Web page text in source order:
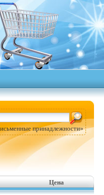
принадлежности»
Цена